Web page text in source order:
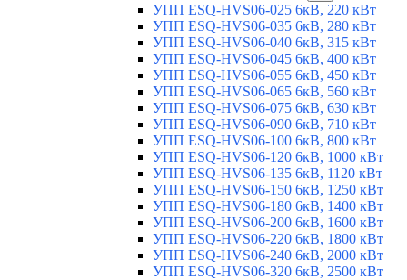
УПП ESQ-HVS06-025 6кВ, 220 кВт
УПП ESQ-HVS06-035 6кВ, 280 кВт
УПП ESQ-HVS06-040 6кВ, 315 кВт
УПП ESQ-HVS06-045 6кВ, 400 кВт
УПП ESQ-HVS06-055 6кВ, 450 кВт
УПП ESQ-HVS06-065 6кВ, 560 кВт
УПП ESQ-HVS06-075 6кВ, 630 кВт
УПП ESQ-HVS06-090 6кВ, 710 кВт
УПП ESQ-HVS06-100 6кВ, 800 кВт
УПП ESQ-HVS06-120 6кВ, 1000 кВт
УПП ESQ-HVS06-135 6кВ, 1120 кВт
УПП ESQ-HVS06-150 6кВ, 1250 кВт
УПП ESQ-HVS06-180 6кВ, 1400 кВт
УПП ESQ-HVS06-200 6кВ, 1600 кВт
УПП ESQ-HVS06-220 6кВ, 1800 кВт
УПП ESQ-HVS06-240 6кВ, 2000 кВт
УПП ESQ-HVS06-320 6кВ, 2500 кВт